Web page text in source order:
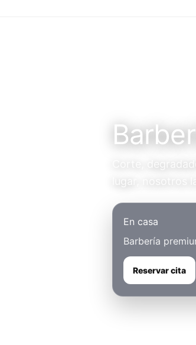
Corte,
En casa
Barbería
Reservar cita